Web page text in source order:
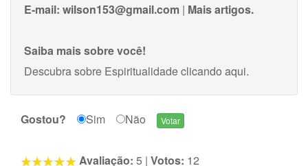
E-mail: wilson153@gmail.com | Mais artigos.
Saiba mais sobre você!
Descubra sobre Espiritualidadeclicando aqui.
Gostou? Sim Não
Avaliação: 5 | Votos: 12